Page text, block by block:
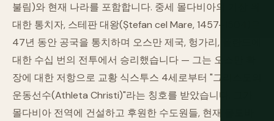
불림)와 현재 나라를 포함합니다. 중세 몰다비아의 가장 위
대한 통치자, 스테판 대왕(Ștefan cel Mare, 1457–1504)은
47년 동안 공국을 통치하며 오스만 제국, 헝가리, 폴란드에
대한 수십 번의 전투에서 승리했습니다 — 그는 오스만 확
장에 대한 저항으로 교황 식스투스 4세로부터 "그리스도의
운동선수(Athleta Christi)"라는 칭호를 받았습니다. 그가
몰다비아 전역에 건설하고 후원한 수도원들, 현재 몰도바